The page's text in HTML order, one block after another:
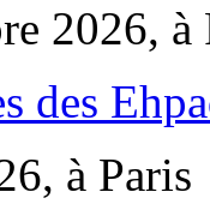
2026, à
des
à Paris